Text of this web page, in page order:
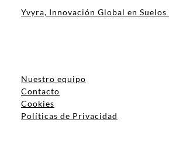
Yvyra, Innovación Global en Suelos
Nuestro equipo
Contacto
Cookies
Políticas de Privacidad